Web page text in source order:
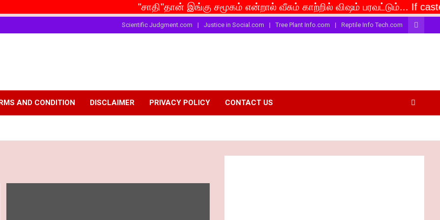
"சாதி"தான் இங்கு சமூகம் என்றால் வீசும் காற்றில் விஷம் பரவட்டும்... If caste is
Scientific Judgment.com Justice in Social.com Tree Plant Info.com Reptile Info Tech.com
AND CONDITION DISCLAIMER PRIVACY POLICY CONTACT US